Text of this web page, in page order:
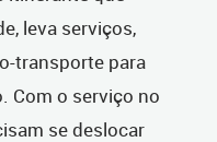
leva serviços,
transporte para
Com o serviço no
se deslocar